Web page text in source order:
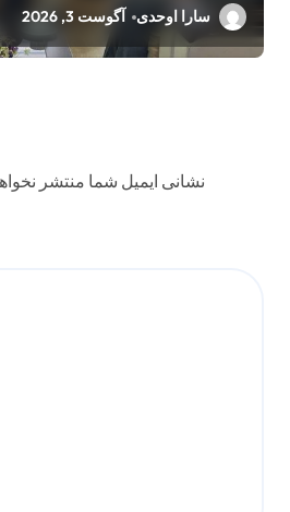
سارا اوحدی آگوست 3, 2026
نشانی ایمیل شما منتشر